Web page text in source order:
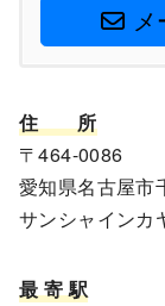
住
所
〒464-0086
愛知県名古屋市
サンシャインカ
最 寄 駅